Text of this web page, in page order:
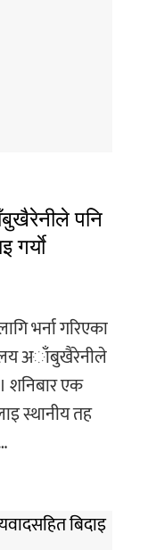
पनि
गर्याे
भर्ना गरिएका
अाँबुखैरेनीले
शनिबार एक
स्थानीय तह